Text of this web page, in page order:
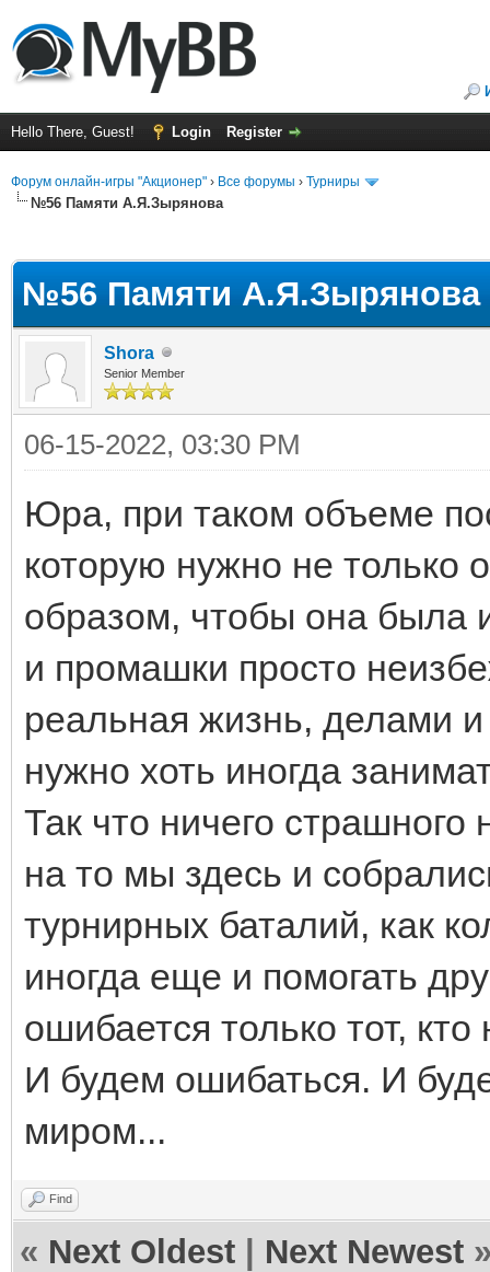
Hello There, Guest! Login Register
Форум онлайн-игры "Акционер" › Все форумы › Турниры
№56 Памяти А.Я.Зырянова
№56 Памяти А.Я.Зырянова
Shora
Senior Member
06-15-2022, 03:30 PM
Юра, при таком объеме
которую нужно не только
образом, чтобы она была
и промашки просто
реальная жизнь, делами
нужно хоть иногда
Так что ничего
на то мы здесь и
турнирных баталий, как
иногда еще и помогать
ошибается только тот,
И будем ошибаться. И
миром...
Find
« Next Oldest Next Newest